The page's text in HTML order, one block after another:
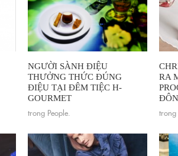
NGƯỜI SÀNH ĐIỆU
THƯỞNG THỨC ĐÚNG
ĐIỆU TẠI ĐÊM TIỆC H-
GOURMET
trong People.
RA
trong